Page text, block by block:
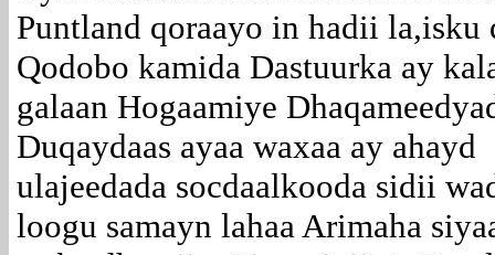
Puntland qoraayo in hadii la,isku
Qodobo kamida Dastuurka ay
galaan Hogaamiye
Duqaydaas ayaa waxaa ay ahayd
ulajeedada socdaalkooda sidii
loogu samayn lahaa Arimaha